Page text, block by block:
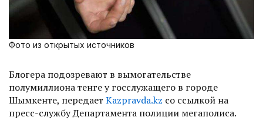
Фото из открытых источников
Блогера подозревают в вымогательстве
полумиллиона тенге у госслужащего в городе
Шымкенте, передает Kazpravda.kz со ссылкой на
пресс-службу Департамента полиции мегаполиса.